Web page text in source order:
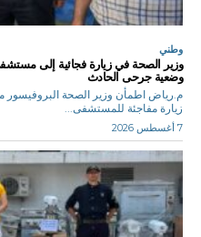
وطني
وزير الصحة في زيارة فجائية إلى
وضعية جرحى الحادث
م.رياض اطمأن وزير الصحة
زيارة مفاجئة للمستشفى...
7 أغسطس 2026